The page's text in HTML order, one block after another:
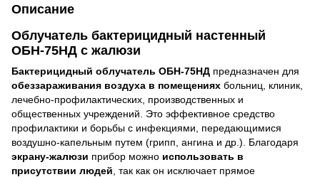
Описание
Облучатель бактерицидный настенный
ОБН-75НД с жалюзи
Бактерицидный облучатель ОБН-75НД предназначен для
обеззараживания воздуха в помещениях больниц, клиник,
лечебно-профилактических, производственных и
общественных учреждений. Это эффективное средство
профилактики и борьбы с инфекциями, передающимися
воздушно-капельным путем (грипп, ангина и др.). Благодаря
экрану-жалюзи прибор можно использовать в
присутствии людей , так как он исключает прямое